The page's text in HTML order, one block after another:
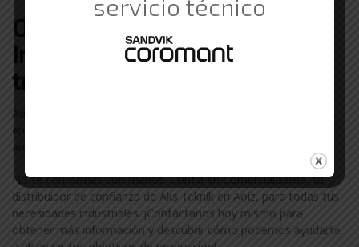
Otras marcas de Suministros
Industriales con las que
trabajamos en Aoiz
Además de Aks Teknik, colaboramos con otras marcas líderes
en el sector industrial en Aoiz. Descubre más sobre nuestra
amplia gama de marcas visitando nuestra
No te conformes con menos. Confía en ComercialGama, tu
distribuidor de confianza de Aks Teknik en Aoiz, para todas tus
necesidades industriales. ¡Contáctanos hoy mismo para
obtener más información y descubrir cómo podemos ayudarte
servicio técnico